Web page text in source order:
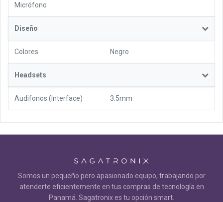
Micrófono
Diseño
Colores Negro
Headsets
Audifonos (Interface) 3.5mm
Somos un pequeño pero apasionado equipo, trabajando por
atenderte eficientemente en tus compras de tecnología en
Panamá. Sagatronix es tu opción smart.